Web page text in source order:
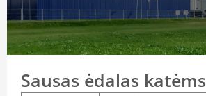
Sausas ėdalas katėms
hormoniniai preparatai